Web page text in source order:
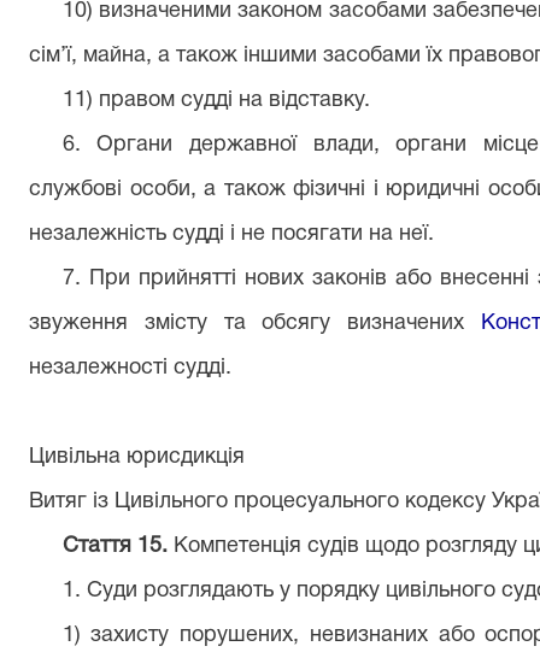
10) визначеними законом засобами
сім’ї, майна, а також іншими засобами їх
11) правом судді на відставку.
6. Органи державної влади, органи
службові особи, а також фізичні і юридичні
незалежність судді і не посягати на неї.
7. При прийнятті нових законів або
звуження змісту та обсягу визначених
незалежності судді.
Цивільна юрисдикція
Витяг із Цивільного процесуального кодексу
Стаття 15.Компетенція судів щодо розгляду
1. Суди розглядають у порядку цивільного
1) захисту порушених, невизнаних або